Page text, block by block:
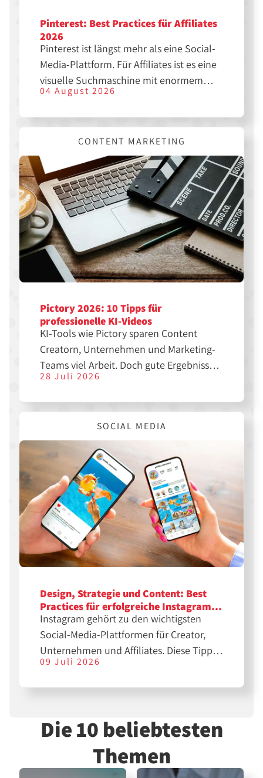
Pinterest: Best Practices für Affiliates
2026
Pinterest ist längst mehr als eine Social-
Media-Plattform. Für Affiliates ist es eine
visuelle Suchmaschine mit enormem
SEO-Potenzial. Wer die richtigen Pins
und Sales generieren. Hier erfährst du,
was dir dabei hilft.
04 August 2026
CONTENT MARKETING
Pictory 2026: 10 Tipps für
professionelle KI-Videos
KI-Tools wie Pictory sparen Content
Creatorn, Unternehmen und Marketing-
Teams viel Arbeit. Doch gute Ergebnisse
entstehen nicht automatisch. Mit den
Struktur und etwas Nachbearbeitung
lassen sich aus einfachen Texten
professionelle Videos für YouTube,
Instagram, TikTok oder LinkedIn
erstellen.
28 Juli 2026
SOCIAL MEDIA
Design, Strategie und Content: Best
Practices für erfolgreiche Instagram-
Feeds
Instagram gehört zu den wichtigsten
Social-Media-Plattformen für Creator,
Unternehmen und Affiliates. Diese Tipps
helfen dir bei der Erstellung
09 Juli 2026
Die 10 beliebtesten
Themen